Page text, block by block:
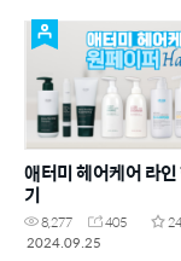
애터미 헤어케어 라
기
8,277 405
24
2024.09.25